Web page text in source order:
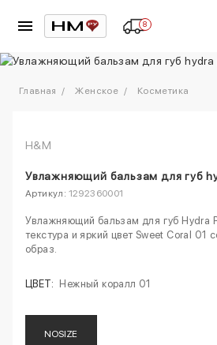
8
Главная Женское Косметика
H&M
Увлажняющий бальзам для губ
Артикул: 1292360001
Увлажняющий бальзам для губ Hydra
текстура и яркий цвет Sweet Coral 01
образ.
ЦВЕТ: Нежный коралл 01
NOSIZE